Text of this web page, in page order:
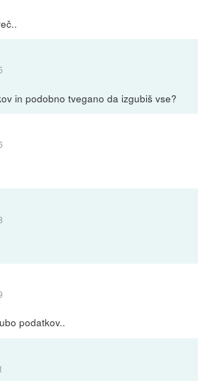
in podobno tvegano da izgubiš vse?
podatkov..